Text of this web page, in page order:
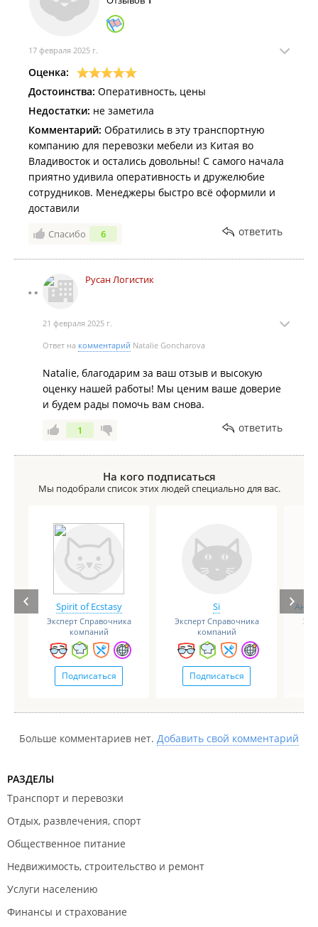
17 февраля 2025 г.
Оценка:
Достоинства: Оперативность, цены
Недостатки: не заметила
Комментарий: Обратились в эту транспортную
компанию для перевозки мебели из Китая во
Владивосток и остались довольны! С самого начала
приятно удивила оперативность и дружелюбие
сотрудников. Менеджеры быстро всё оформили и
доставили
Спасибо 6 ответить
Русан Логистик
21 февраля 2025 г.
Ответ на комментарий Natalie Goncharova
Natalie, благодарим за ваш отзыв и высокую
оценку нашей работы! Мы ценим ваше доверие
и будем рады помочь вам снова.
1 ответить
На кого подписаться
Мы подобрали список этих людей специально для вас.
Spirit of Ecstasy
Эксперт Справочника
компаний
Подписаться
Si
Эксперт Справочника
компаний
Подписаться
Больше комментариев нет. Добавить свой комментарий
РАЗДЕЛЫ
Транспорт и перевозки
Отдых, развлечения, спорт
Общественное питание
Недвижимость, строительство и ремонт
Услуги населению
Финансы и страхование